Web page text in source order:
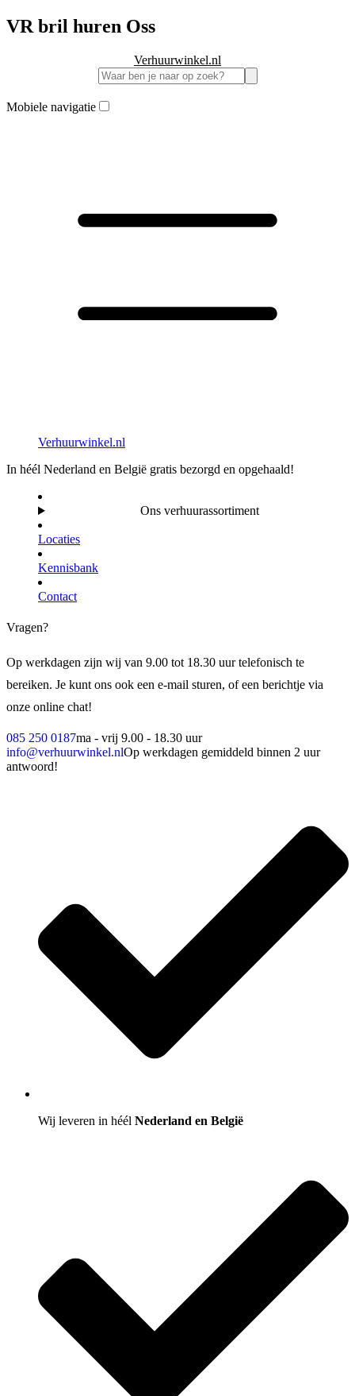
VR bril huren Oss
Verhuurwinkel.nl
Mobiele navigatie
Verhuurwinkel.nl
In héél Nederland en België gratis bezorgd en opgehaald!
Ons verhuurassortiment
Locaties
Kennisbank
Contact
Vragen?
Op werkdagen zijn wij van 9.00 tot 18.30 uur telefonisch te
bereiken. Je kunt ons ook een e-mail sturen, of een berichtje via
onze online chat!
085 250 0187ma - vrij 9.00 - 18.30 uur
info@verhuurwinkel.nlOp werkdagen gemiddeld binnen 2 uur
antwoord!
Wij leveren in héél Nederland en België